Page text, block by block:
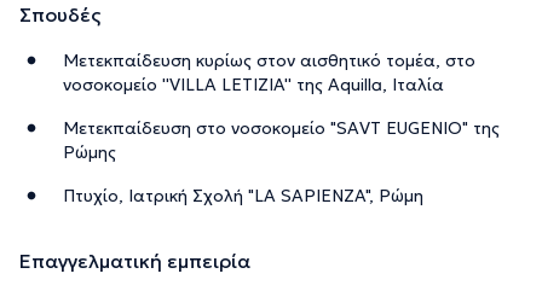
Σπουδές
Μετεκπαίδευση κυρίως στον αισθητικό τομέα, στο
νοσοκομείο ''VILLA LETIZIA'' της Aquilla, Ιταλία
Μετεκπαίδευση στο νοσοκομείο "SAVT EUGENIO" της
Ρώμης
Πτυχίο, Ιατρική Σχολή "LA SAPIENZA", Ρώμη
Επαγγελματική εμπειρία